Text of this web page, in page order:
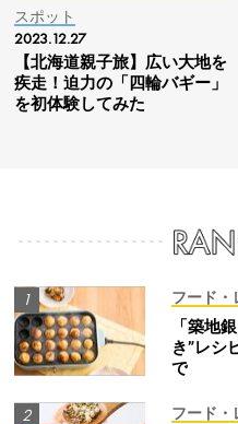
スポット
2023.12.27
【北海道親子旅】広い大地を
疾走！迫力の「四輪バギー」
を初体験してみた
フード・
「築地
き”レシ
で
フード・